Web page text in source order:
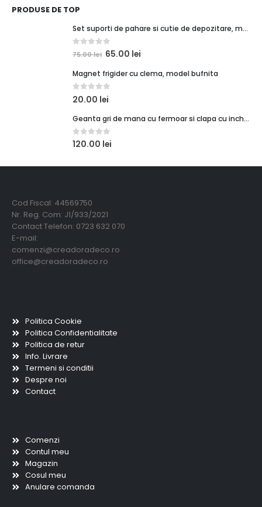
PRODUSE DE TOP
Set suporti de pahare si cutie de depozitare, maro caramiziu, orasel de poveste 1
0out of 5
75.00lei 65.00 lei
Magnet frigider cu clema, model bufnita
0out of 5
20.00 lei
Geanta gri de mana cu fermoar si clapa cu inchidere magnetica
0out of 5
120.00 lei
Cod Fiscal: 44569750
Nr. Reg. Com: J1/933/2021
Contact Telefon: 0723 632 070
E-mail:
comenzi@creadoradeco.ro
office@creadoradeco.ro
Politica Cookie
Politica Confidentialitate
Politica de retur
Info. Livrare
Termeni si conditii
Despre noi
Contact
Comenzi
Contul meu
Magazin
Cosul meu
Anulare comanda